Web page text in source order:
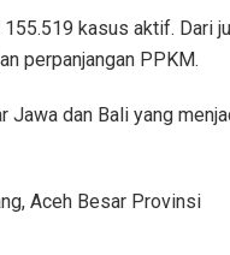
kasus aktif. Dari
perpanjangan PPKM.
Jawa dan Bali yang
Aceh Besar Provinsi